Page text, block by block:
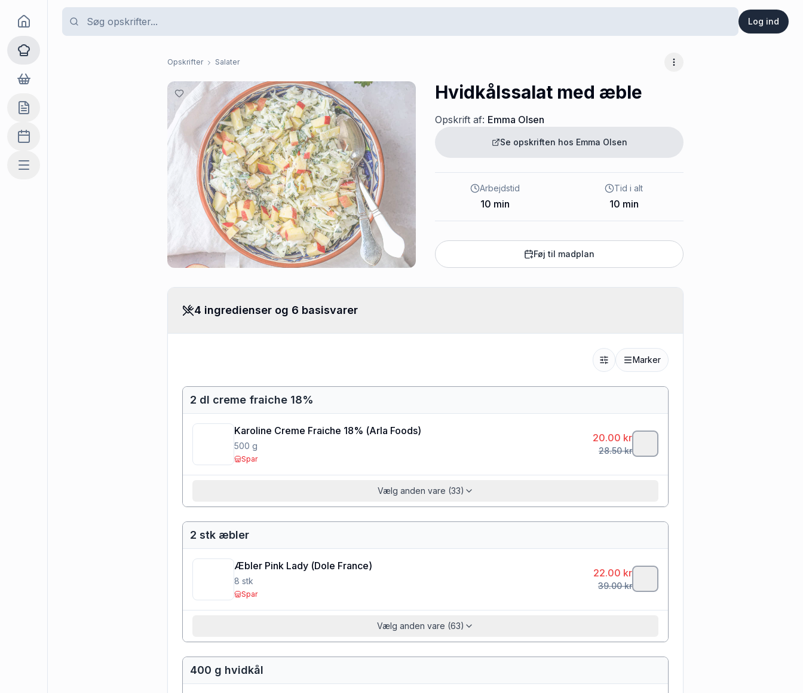
Log ind
Goma
Opskrifter
Dagligvarer
Indkøbslisten
Madplan
Mere
Opskrifter Salater Flere muligheder
Hvidkålssalat med æble
Opskrift af: Emma Olsen
Se opskriften hos Emma Olsen
Arbejdstid
10 min
Tid i alt
10 min
Føj til madplan
4 ingredienser og 6 basisvarer
Marker
2 dl creme fraiche 18%
Karoline Creme Fraiche 18% (Arla Foods)
500 g
Spar
20.00 kr
28.50kr
Vælg anden vare (33)
2 stk æbler
Æbler Pink Lady (Dole France)
8 stk
Spar
22.00 kr
39.00kr
Vælg anden vare (63)
400 g hvidkål